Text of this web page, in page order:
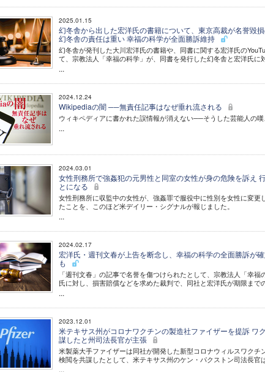
2025.01.15
幻冬舎から出した宏洋氏の書籍について、東京高裁が名誉毀
幻冬舎の責任は重い 幸福の科学が全面勝訴維持
幻冬舎が発刊した大川宏洋氏の書籍や、同書に関する宏洋氏の
て、宗教法人「幸福の科学」が、同書を発行した幻冬舎と宏洋氏に対
...
2024.12.24
Wikipediaの闇 ──無責任記事はなぜ垂れ流される
ウィキペディアに書かれた誤情報が消えない──そうした芸能人の嘆
...
2024.03.01
女性刑務所で強姦犯の元男性と同室の女性が身の危険を訴え
とになる
女性刑務所に収監中の女性が、強姦罪で服役中に性別を女性に変
たことを、このほど米デイリー・シグナルが報じました。
...
2024.02.17
宏洋氏・週刊文春が上告を断念し、幸福の科学の全面勝訴が
も
「週刊文春」の記事で名誉を傷つけられたとして、宗教法人「幸
氏に対し、損害賠償などを求めた裁判で、同社と宏洋氏が期限まで
...
2023.12.01
米テキサス州がコロナワクチンの製造社ファイザーを提訴 ワ
謀したと州司法長官が主張
米製薬大手ファイザーは同社が開発した新型コロナウィルスワク
検閲を共謀したとして、米テキサス州のケン・パクストン司法長官
...